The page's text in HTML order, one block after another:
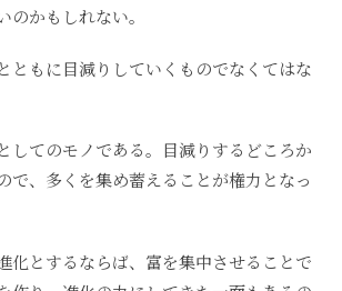
のかもしれない。
ともに目減りしていくものでなくてはな
してのモノである。目減りするどころか
で、多くを集め蓄えることが権力となっ
化とするならば、富を集中させることで